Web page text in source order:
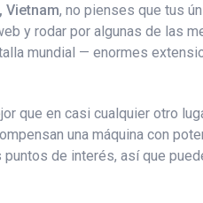
Vietnam, no pienses que tus
y rodar por algunas de las
mundial — enormes
que en casi cualquier otro
una máquina con
de interés, así que